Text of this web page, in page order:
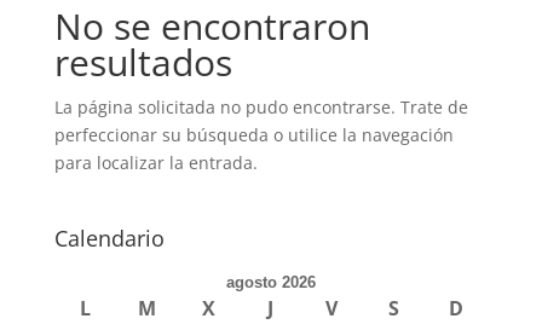
No se encontraron
resultados
La página solicitada no pudo encontrarse. Trate de
perfeccionar su búsqueda o utilice la navegación
para localizar la entrada.
Calendario
agosto 2026
L M X J V S
D